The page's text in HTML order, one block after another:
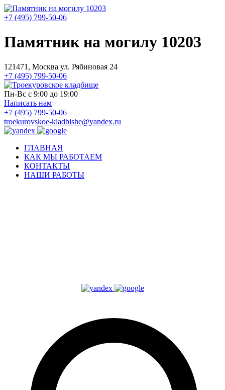
+7 (495) 799-50-06
Памятник на могилу 10203
121471, Москва ул. Рябиновая 24
+7 (495) 799-50-06
Пн-Вс с 9:00 до 19:00
Написать нам
+7 (495) 799-50-06
troekurovskoe-kladbishe@yandex.ru
ГЛАВНАЯ
КАК МЫ РАБОТАЕМ
КОНТАКТЫ
НАШИ РАБОТЫ